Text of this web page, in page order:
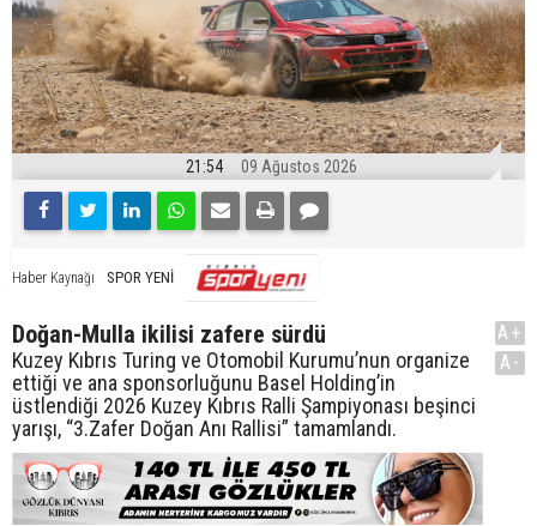
21:54 09 Ağustos 2026
Haber Kaynağı SPOR YENİ
Doğan-Mulla ikilisi zafere sürdü
Kuzey Kıbrıs Turing ve Otomobil Kurumu’nun organize
ettiği ve ana sponsorluğunu Basel Holding’in
üstlendiği 2026 Kuzey Kıbrıs Ralli Şampiyonası beşinci
yarışı, “3.Zafer Doğan Anı Rallisi” tamamlandı.
A+
A-